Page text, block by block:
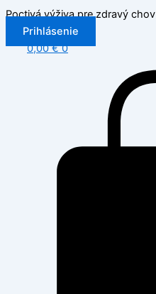
Preskočiť
Poctivá výživa pre zdravý chov
Prihlásenie
0,00€ 0